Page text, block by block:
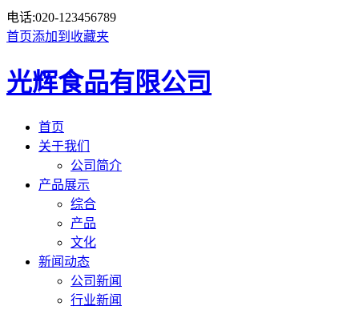
电话:020-123456789
首页添加到收藏夹
光辉食品有限公司
首页
关于我们
公司简介
产品展示
综合
产品
文化
新闻动态
公司新闻
行业新闻